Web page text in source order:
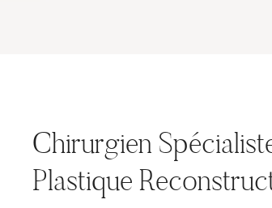
Chirurgien
Plastique